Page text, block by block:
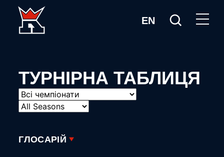
EN
ТУРНІРНА ТАБЛИЦЯ
ГЛОСАРІЙ